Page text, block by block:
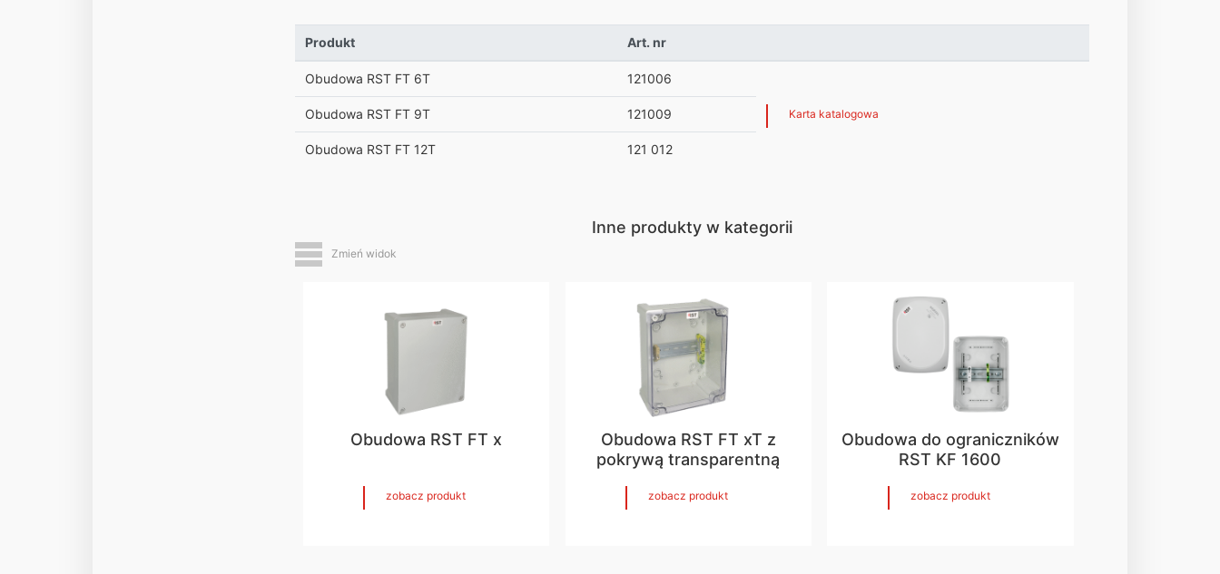
Produkt Art. nr
Obudowa RST FT 6T 121006
Karta katalogowa
Obudowa RST FT 9T 121009
Obudowa RST FT 12T 121 012
Inne produkty w kategorii
Zmień widok
Obudowa RST FT x
zobacz produkt
Obudowa RST FT xT z
pokrywą transparentną
zobacz produkt
Obudowa do ograniczników
RST KF 1600
zobacz produkt